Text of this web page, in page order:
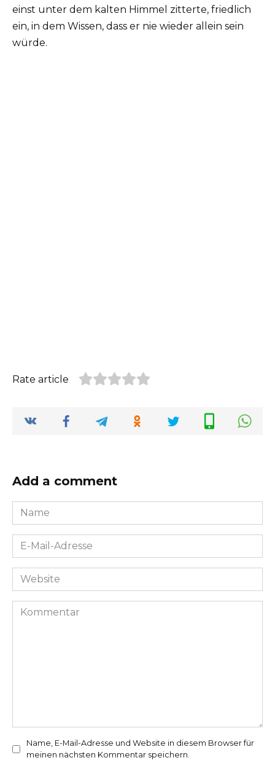
einst unter dem kalten Himmel zitterte, friedlich
ein, in dem Wissen, dass er nie wieder allein sein
würde.
Rate article
Add a comment
Name
*
E-
Mail-
Adresse
Website
Kommentar
Name, E-Mail-Adresse und Website in diesem Browser für
meinen nächsten Kommentar speichern.